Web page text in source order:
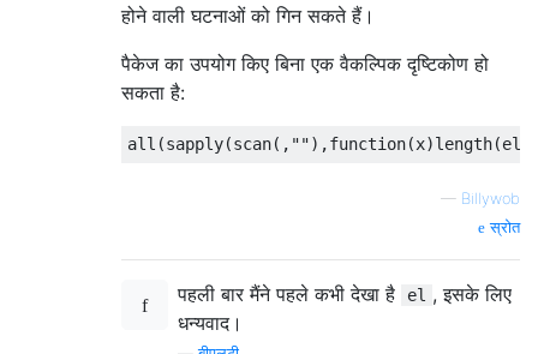
होने वाली घटनाओं को गिन सकते हैं।
पैकेज का उपयोग किए बिना एक वैकल्पिक दृष्टिकोण हो
सकता है:
— Billywob
स्रोत
पहली बार मैंने पहले कभी देखा है el , इसके लिए
धन्यवाद।